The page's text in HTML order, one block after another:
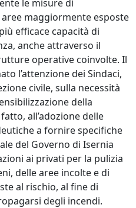
le misure di
maggiormente esposte
efficace capacità di
anche attraverso il
operative coinvolte. Il
l’attenzione dei Sindaci,
civile, sulla necessità
della
all’adozione delle
a fornire specifiche
del Governo di Isernia
ai privati per la pulizia
delle aree incolte e di
al rischio, al fine di
degli incendi.